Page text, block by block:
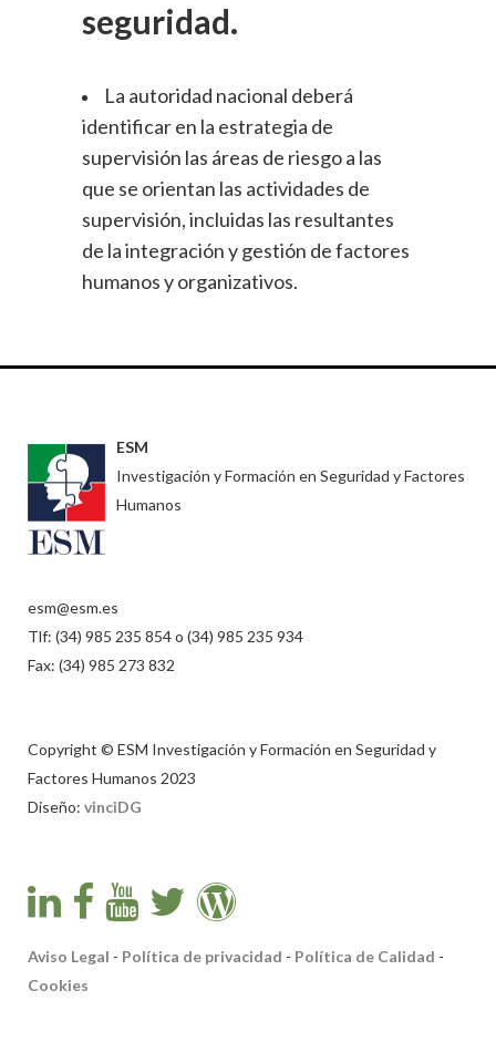
seguridad.
La autoridad nacional deberá
identificar en la estrategia de
supervisión las áreas de riesgo a las
que se orientan las actividades de
supervisión, incluidas las resultantes
de la integración y gestión de factores
humanos y organizativos.
ESM
Investigación y Formación en Seguridad y Factores
Humanos
esm@esm.es
Tlf: (34) 985 235 854 o (34) 985 235 934
Fax: (34) 985 273 832
Copyright © ESM Investigación y Formación en Seguridad y
Factores Humanos 2023
Diseño: vinciDG
Aviso Legal - Política de privacidad - Política de Calidad -
Cookies